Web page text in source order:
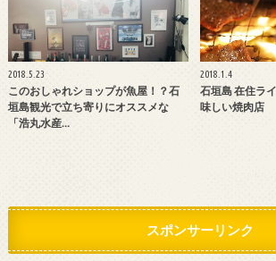
2018.5.23
このおしゃれショップが魚屋！？石
垣島観光で立ち寄りにオススメな
「浩丸水産…
2018.1.4
石垣島 在住ラ
味しい焼肉店
スポンサーリンク